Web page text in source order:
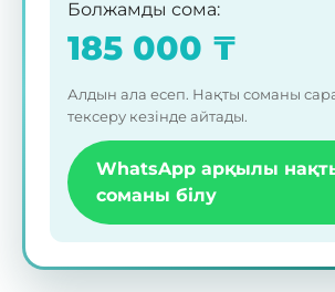
Болжамды сома:
185 000 ₸
Алдын ала есеп. Нақты соманы
тексеру кезінде айтады.
WhatsApp арқылы
соманы білу